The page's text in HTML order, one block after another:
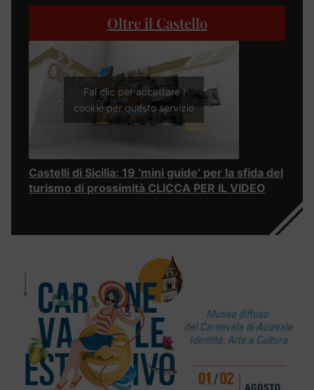
Oltre il Castello
Fai clic per accettare i
cookie per questo servizio
Castelli di Sicilia: 19 ‘mini guide’ per la sfida del
turismo di prossimità CLICCA PER IL VIDEO